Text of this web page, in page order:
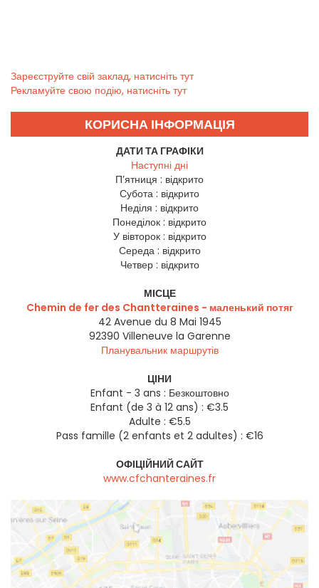
Зареєструйте свій заклад, натисніть тут
Рекламуйте свою подію, натисніть тут
КОРИСНА ІНФОРМАЦІЯ
ДАТИ ТА ГРАФІКИ
Наступні дні
П’ятниця : відкрито
Субота : відкрито
Неділя : відкрито
Понеділок : відкрито
У вівторок : відкрито
Середа : відкрито
Четвер : відкрито
МІСЦЕ
Chemin de fer des Chantteraines - маленький потяг
42 Avenue du 8 Mai 1945
92390 Villeneuve la Garenne
Планувальник маршрутів
ЦІНИ
Enfant - 3 ans : Безкоштовно
Enfant (de 3 à 12 ans) : €3.5
Adulte : €5.5
Pass famille (2 enfants et 2 adultes) : €16
ОФІЦІЙНИЙ САЙТ
www.cfchanteraines.fr